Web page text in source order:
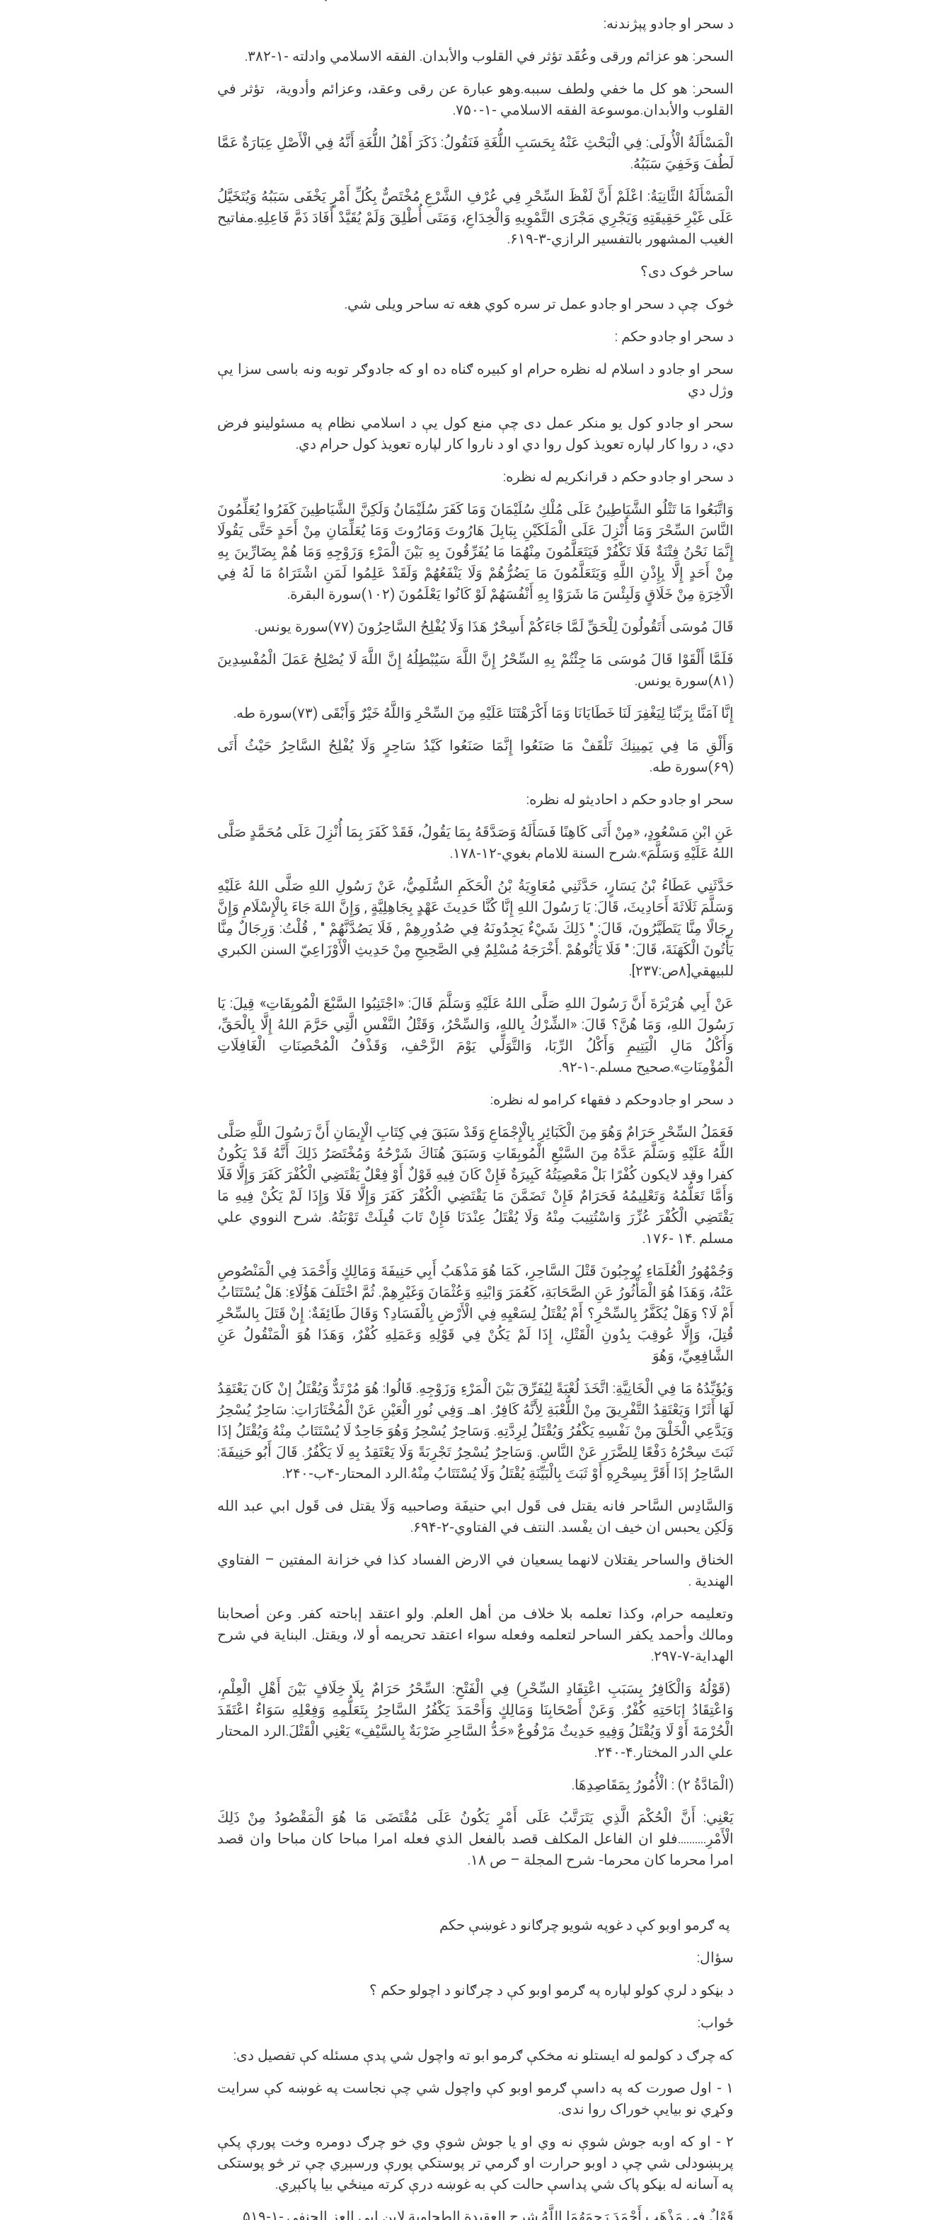
د سحر او جادو پېژندنه:
السحر: هو عزائم ورقى وعُقَد تؤثر في القلوب والأبدان. الفقه الاسلامي وادلته -۱-۳۸۲.
السحر: هو كل ما خفي ولطف سببه.وهو عبارة عن رقى وعقد، وعزائم وأدوية، تؤثر في
القلوب والأبدان.موسوعة الفقه الاسلامي -۱-۷۵۰.
الْمَسْأَلَةُ الْأُولَى: فِي الْبَحْثِ عَنْهُ بِحَسَبِ اللُّغَةِ فَنَقُولُ: ذَكَرَ أَهْلُ اللُّغَةِ أَنَّهُ فِي الْأَصْلِ عِبَارَةٌ عَمَّا
لَطُفَ وَخَفِيَ سَبَبُهُ.
الْمَسْأَلَةُ الثَّانِيَةُ: اعْلَمْ أَنَّ لَفْظَ السِّحْرِ فِي عُرْفِ الشَّرْعِ مُخْتَصٌّ بِكُلِّ أَمْرٍ يَخْفَى سَبَبُهُ وَيُتَخَيَّلُ
عَلَى غَيْرِ حَقِيقَتِهِ وَيَجْرِي مَجْرَى التَّمْوِيهِ وَالْخِدَاعِ، وَمَتَى أُطْلِقَ وَلَمْ يُقَيَّدْ أَفَادَ ذَمَّ فَاعِلِهِ.مفاتيح
الغيب المشهور بالتفسير الرازي-۳-۶۱۹.
ساحر څوک دی؟
څوک چې د سحر او جادو عمل تر سره کوي هغه ته ساحر ويلی شي.
د سحر او جادو حکم :
سحر او جادو د اسلام له نظره حرام او کبيره ګناه ده او که جادوګر توبه ونه باسی سزا يې
وژل دي
سحر او جادو کول يو منکر عمل دی چې منع کول يې د اسلامي نظام په مسئولينو فرض
دي، د روا کار لپاره تعويذ کول روا دي او د ناروا کار لپاره تعويذ کول حرام دي.
د سحر او جادو حکم د قرانکريم له نظره:
وَاتَّبَعُوا مَا تَتْلُو الشَّيَاطِينُ عَلَى مُلْكِ سُلَيْمَانَ وَمَا كَفَرَ سُلَيْمَانُ وَلَكِنَّ الشَّيَاطِينَ كَفَرُوا يُعَلِّمُونَ
النَّاسَ السِّحْرَ وَمَا أُنْزِلَ عَلَى الْمَلَكَيْنِ بِبَابِلَ هَارُوتَ وَمَارُوتَ وَمَا يُعَلِّمَانِ مِنْ أَحَدٍ حَتَّى يَقُولَا
إِنَّمَا نَحْنُ فِتْنَةٌ فَلَا تَكْفُرْ فَيَتَعَلَّمُونَ مِنْهُمَا مَا يُفَرِّقُونَ بِهِ بَيْنَ الْمَرْءِ وَزَوْجِهِ وَمَا هُمْ بِضَارِّينَ بِهِ
مِنْ أَحَدٍ إِلَّا بِإِذْنِ اللَّهِ وَيَتَعَلَّمُونَ مَا يَضُرُّهُمْ وَلَا يَنْفَعُهُمْ وَلَقَدْ عَلِمُوا لَمَنِ اشْتَرَاهُ مَا لَهُ فِي
الْآخِرَةِ مِنْ خَلَاقٍ وَلَبِئْسَ مَا شَرَوْا بِهِ أَنْفُسَهُمْ لَوْ كَانُوا يَعْلَمُونَ (۱۰۲)سورة البقرة.
قَالَ مُوسَى أَتَقُولُونَ لِلْحَقِّ لَمَّا جَاءَكُمْ أَسِحْرٌ هَذَا وَلَا يُفْلِحُ السَّاحِرُونَ (۷۷)سورة يونس.
فَلَمَّا أَلْقَوْا قَالَ مُوسَى مَا جِئْتُمْ بِهِ السِّحْرُ إِنَّ اللَّهَ سَيُبْطِلُهُ إِنَّ اللَّهَ لَا يُصْلِحُ عَمَلَ الْمُفْسِدِينَ
(۸۱)سورة يونس.
إِنَّا آمَنَّا بِرَبِّنَا لِيَغْفِرَ لَنَا خَطَايَانَا وَمَا أَكْرَهْتَنَا عَلَيْهِ مِنَ السِّحْرِ وَاللَّهُ خَيْرٌ وَأَبْقَى (۷۳)سورة طه.
وَأَلْقِ مَا فِي يَمِينِكَ تَلْقَفْ مَا صَنَعُوا إِنَّمَا صَنَعُوا كَيْدُ سَاحِرٍ وَلَا يُفْلِحُ السَّاحِرُ حَيْثُ أَتَى
(۶۹)سورة طه.
سحر او جادو حکم د احادیثو له نظره:
عَنِ ابْنِ مَسْعُودٍ، «مِنْ أَتَى كَاهِنًا فَسَأَلَهُ وَصَدَّقَهُ بِمَا يَقُولُ، فَقَدْ كَفَرَ بِمَا أُنْزِلَ عَلَى مُحَمَّدٍ صَلَّى
اللهُ عَلَيْهِ وَسَلَّمَ».شرح السنة للامام بغوي-۱۲-۱۷۸.
حَدَّثَنِي عَطَاءُ بْنُ يَسَارٍ، حَدَّثَنِي مُعَاوِيَةُ بْنُ الْحَكَمِ السُّلَمِيُّ، عَنْ رَسُولِ اللهِ صَلَّى اللهُ عَلَيْهِ
وَسَلَّمَ ثَلَاثَةَ أَحَادِيثَ، قَالَ: يَا رَسُولَ اللهِ إِنَّا كُنَّا حَدِيثَ عَهْدٍ بِجَاهِلِيَّةٍ , وَإِنَّ اللهَ جَاءَ بِالْإِسْلَامِ وَإِنَّ
رِجَالًا مِنَّا يَتَطَيَّرُونَ، قَالَ: " ذَلِكَ شَيْءٌ يَجِدُونَهُ فِي صُدُورِهِمْ , فَلَا يَصُدَّنَّهُمْ " , قُلْتُ: وَرِجَالٌ مِنَّا
يَأْتُونَ الْكَهَنَةَ، قَالَ: " فَلَا يَأْتُوهُمْ .أَخْرَجَهُ مُسْلِمٌ فِي الصَّحِيحِ مِنْ حَدِيثِ الْأَوْزَاعِيّ السنن الكبري
للبيهقي[۸ص:۲۳۷].
عَنْ أَبِي هُرَيْرَةَ أَنَّ رَسُولَ اللهِ صَلَّى اللهُ عَلَيْهِ وَسَلَّمَ قَالَ: «اجْتَنِبُوا السَّبْعَ الْمُوبِقَاتِ» قِيلَ: يَا
رَسُولَ اللهِ، وَمَا هُنَّ؟ قَالَ: «الشِّرْكُ بِاللهِ، وَالسِّحْرُ، وَقَتْلُ النَّفْسِ الَّتِي حَرَّمَ اللهُ إِلَّا بِالْحَقِّ،
وَأَكْلُ مَالِ الْيَتِيمِ وَأَكْلُ الرِّبَا، وَالتَّوَلِّي يَوْمَ الزَّحْفِ، وَقَذْفُ الْمُحْصِنَاتِ الْغَافِلَاتِ
الْمُؤْمِنَاتِ».صحيح مسلم.-۱-۹۲.
د سحر او جادوحکم د فقهاء کرامو له نظره:
فَعَمَلُ السِّحْرِ حَرَامٌ وَهُوَ مِنَ الْكَبَائِرِ بِالْإِجْمَاعِ وَقَدْ سَبَقَ فِي كِتَابِ الْإِيمَانِ أَنَّ رَسُولَ اللَّهِ صَلَّى
اللَّهُ عَلَيْهِ وَسَلَّمَ عَدَّهُ مِنَ السَّبْعِ الْمُوبِقَاتِ وَسَبَقَ هُنَاكَ شَرْحُهُ وَمُخْتَصَرُ ذَلِكَ أَنَّهُ قَدْ يَكُونُ
كفرا وقد لايكون كُفْرًا بَلْ مَعْصِيَتُهُ كَبِيرَةٌ فَإِنْ كَانَ فِيهِ قَوْلٌ أَوْ فِعْلٌ يَقْتَضِي الْكُفْرَ كَفَرَ وَإِلَّا فَلَا
وَأَمَّا تَعَلُّمُهُ وَتَعْلِيمُهُ فَحَرَامٌ فَإِنْ تَضَمَّنَ مَا يَقْتَضِي الْكُفْرَ كَفَرَ وَإِلَّا فَلَا وَإِذَا لَمْ يَكُنْ فِيهِ مَا
يَقْتَضِي الْكُفْرَ عُزِّرَ وَاسْتُتِيبَ مِنْهُ وَلَا يُقْتَلُ عِنْدَنَا فَإِنْ تَابَ قُبِلَتْ تَوْبَتُهُ. شرح النووي علي
مسلم .۱۴ -۱۷۶.
وَجُمْهُورُ الْعُلَمَاءِ يُوجِبُونَ قَتْلَ السَّاحِرِ، كَمَا هُوَ مَذْهَبُ أَبِي حَنِيفَةَ وَمَالِكٍ وَأَحْمَدَ فِي الْمَنْصُوصِ
عَنْهُ، وَهَذَا هُوَ الْمَأْثُورُ عَنِ الصَّحَابَةِ، كَعُمَرَ وَابْنِهِ وَعُثْمَانَ وَغَيْرِهِمْ. ثُمَّ اخْتَلَفَ هَؤُلَاءِ: هَلْ يُسْتَتَابُ
أَمْ لَا؟ وَهَلْ يُكَفَّرُ بِالسِّحْرِ؟ أَمْ يُقْتَلُ لِسَعْيِهِ فِي الْأَرْضِ بِالْفَسَادِ؟ وَقَالَ طَائِفَةٌ: إِنْ قَتَلَ بِالسِّحْرِ
قُتِلَ، وَإِلَّا عُوقِبَ بِدُونِ الْقَتْلِ، إِذَا لَمْ يَكُنْ فِي قَوْلِهِ وَعَمَلِهِ كُفْرٌ، وَهَذَا هُوَ الْمَنْقُولُ عَنِ
الشَّافِعِيِّ، وَهُوَ
وَيُؤَيِّدُهُ مَا فِي الْخَانِيَّةِ: اتَّخَذَ لُعْبَةً لِيُفَرِّقَ بَيْنَ الْمَرْءِ وَزَوْجِهِ. قَالُوا: هُوَ مُرْتَدٌّ وَيُقْتَلُ إنْ كَانَ يَعْتَقِدُ
لَهَا أَثَرًا وَيَعْتَقِدُ التَّفْرِيقَ مِنْ اللُّعْبَةِ لِأَنَّهُ كَافِرٌ. اهـ. وَفِي نُورِ الْعَيْنِ عَنْ الْمُخْتَارَاتِ: سَاحِرٌ يُسْحِرُ
وَيَدَّعِي الْخَلْقَ مِنْ نَفْسِهِ يَكْفُرُ وَيُقْتَلُ لِرِدَّتِهِ. وَسَاحِرٌ يُسْحِرُ وَهُوَ جَاحِدٌ لَا يُسْتَتَابُ مِنْهُ وَيُقْتَلُ إذَا
ثَبَتَ سِحْرُهُ دَفْعًا لِلضَّرَرِ عَنْ النَّاسِ. وَسَاحِرٌ يُسْحِرُ تَجْرِبَةً وَلَا يَعْتَقِدُ بِهِ لَا يَكْفُرُ. قَالَ أَبُو حَنِيفَةَ:
السَّاحِرُ إذَا أَقَرَّ بِسِحْرِهِ أَوْ ثَبَتَ بِالْبَيِّنَةِ يُقْتَلُ وَلَا يُسْتَتَابُ مِنْهُ.الرد المحتار-۴ب-۲۴۰.
وَالسَّادِس السَّاحر فانه يقتل فى قَول ابي حنيفَة وصاحبيه وَلَا يقتل فى قَول ابي عبد الله
وَلَكِن يحبس ان خيف ان يفْسد. النتف في الفتاوي-۲-۶۹۴.
الخناق والساحر يقتلان لانهما يسعيان في الارض الفساد كذا في خزانة المفتين – الفتاوي
الهندية .
وتعليمه حرام، وكذا تعلمه بلا خلاف من أهل العلم. ولو اعتقد إباحته كفر. وعن أصحابنا
ومالك وأحمد يكفر الساحر لتعلمه وفعله سواء اعتقد تحريمه أو لا، ويقتل. البناية في شرح
الهداية-۷-۲۹۷.
(قَوْلُهُ وَالْكَافِرُ بِسَبَبِ اعْتِقَادِ السِّحْرِ) فِي الْفَتْحِ: السِّحْرُ حَرَامٌ بِلَا خِلَافٍ بَيْنَ أَهْلِ الْعِلْمِ،
وَاعْتِقَادُ إبَاحَتِهِ كُفْرٌ. وَعَنْ أَصْحَابِنَا وَمَالِكٍ وَأَحْمَدَ يَكْفُرُ السَّاحِرُ بِتَعَلُّمِهِ وَفِعْلِهِ سَوَاءٌ اعْتَقَدَ
الْحُرْمَةَ أَوْ لَا وَيُقْتَلُ وَفِيهِ حَدِيثٌ مَرْفُوعٌ «حَدُّ السَّاحِرِ ضَرْبَةٌ بِالسَّيْفِ» يَعْنِي الْقَتْلَ.الرد المحتار
علي الدر المختار.۴-۲۴۰.
(الْمَادَّةُ ۲) : الْأُمُورُ بِمَقَاصِدِهَا.
يَعْنِي: أَنَّ الْحُكْمَ الَّذِي يَتَرَتَّبُ عَلَى أَمْرٍ يَكُونُ عَلَى مُقْتَضَى مَا هُوَ الْمَقْصُودُ مِنْ ذَلِكَ
الْأَمْرِ..........فلو ان الفاعل المكلف قصد بالفعل الذي فعله امرا مباحا كان مباحا وان قصد
امرا محرما كان محرما- شرح المجلة – ص ۱۸.
په ګرمو اوبو کې د غوپه شويو چرګانو د غوښې حکم
سؤال:
د بڼکو د لرې کولو لپاره په ګرمو اوبو کې د چرګانو د اچولو حکم ؟
ځواب:
که چرګ د کولمو له ايستلو نه مخکې ګرمو ابو ته واچول شي پدې مسئله کې تفصيل دی:
۱ - اول صورت که په داسې ګرمو اوبو کې واچول شي چې نجاست په غوښه کې سرايت
وکړي نو بيايې خوراک روا ندی.
۲ - او که اوبه جوش شوې نه وي او يا جوش شوې وي خو چرګ دومره وخت پورې پکې
پرېښودلی شي چې د اوبو حرارت او ګرمي تر پوستکي پورې ورسېږي چې تر څو پوستکی
په آسانه له بڼکو پاک شي پداسې حالت کې به غوښه درې کرته مينځي بيا پاکېږي.
قَوْلٌ فِي مَذْهَبِ أَحْمَدَ رَحِمَهُمَا اللَّهُ.شرح العقيدة الطحاوية لابن ابي العز الحنفي.-۱-۵۱۹.